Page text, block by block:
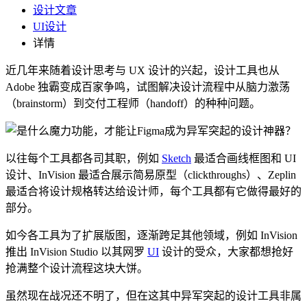
设计文章
UI设计
详情
近几年来随着设计思考与 UX 设计的兴起，设计工具也从
Adobe 独霸变成百家争鸣，试图解决设计流程中从脑力激荡
（brainstorm）到交付工程师（handoff）的种种问题。
以往每个工具都各司其职，例如 Sketch 最适合画线框图和 UI
设计、InVision 最适合展示简易原型（clickthroughs）、Zeplin
最适合将设计规格转达给设计师，每个工具都有它做得最好的
部分。
如今各工具为了扩展版图，逐渐跨足其他领域，例如 InVision
推出 InVision Studio 以其网罗 UI 设计的受众，大家都想抢好
抢满整个设计流程这块大饼。
虽然现在战况还不明了，但在这其中异军突起的设计工具非属